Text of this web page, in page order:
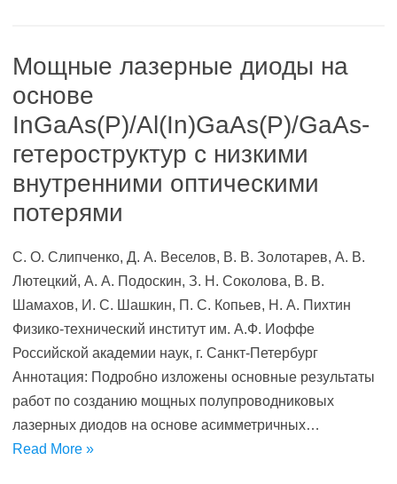
Мощные лазерные диоды на
основе
InGaAs(Р)/Al(In)GaAs(P)/GaAs-
гетероструктур с низкими
внутренними оптическими
потерями
С. О. Слипченко, Д. А. Веселов, В. В. Золотарев, А. В.
Лютецкий, А. А. Подоскин, З. Н. Соколова, В. В.
Шамахов, И. С. Шашкин, П. С. Копьев, Н. А. Пихтин
Физико-технический институт им. А.Ф. Иоффе
Российской академии наук, г. Санкт-Петербург
Аннотация: Подробно изложены основные результаты
работ по созданию мощных полупроводниковых
лазерных диодов на основе асимметричных…
Read More »